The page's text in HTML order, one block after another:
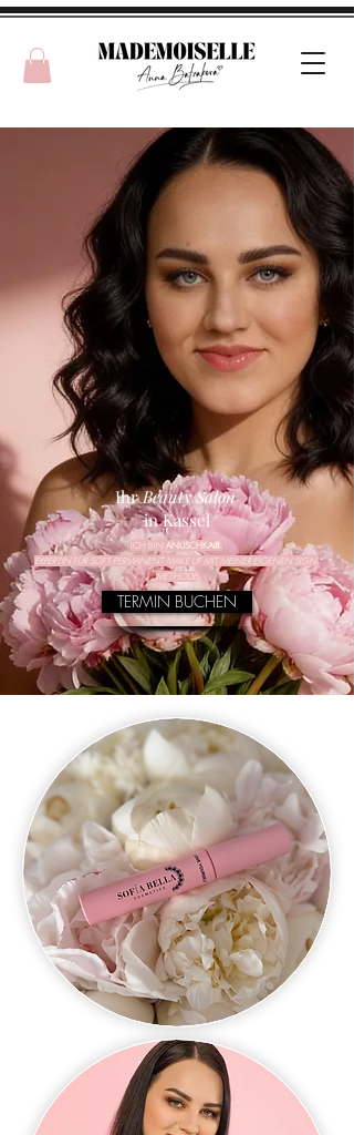
IhrBeauty Salon
in Kassel
ICH BIN ANUSCHKA®,
EXPERTIN FÜR SOFT PERMANENT MAKE UP MIT MEINER EIGENEN SIGN.
METHODE
TERMIN BUCHEN